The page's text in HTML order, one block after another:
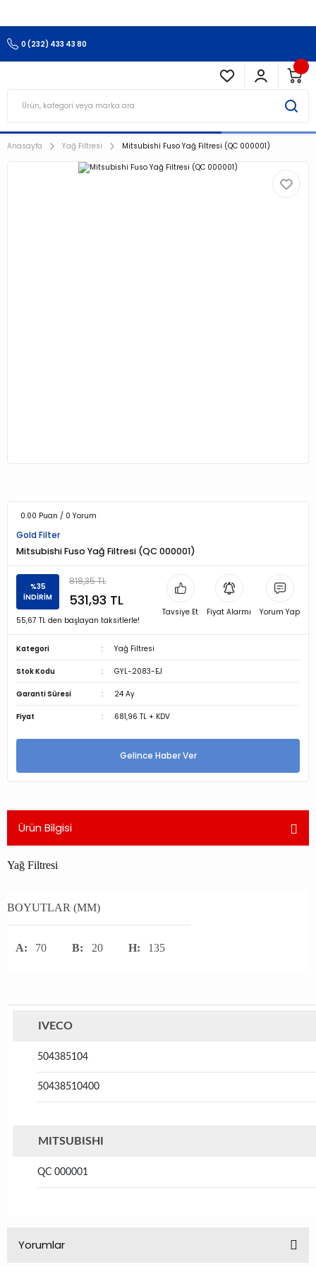
0 (232) 433 43 80
Anasayfa Yağ Filtresi Mitsubishi Fuso Yağ Filtresi (QC 000001)
0.00 Puan / 0 Yorum
Gold Filter
Mitsubishi Fuso Yağ Filtresi (QC 000001)
%35
İNDİRİM
818,35 TL
531,93 TL
55,67 TL den başlayan taksitlerle!
Tavsiye Et Fiyat Alarmı Yorum Yap
Kategori Yağ Filtresi
Stok Kodu GYL-2083-EJ
Garanti Süresi 24 Ay
Fiyat 681,96 TL + KDV
Gelince Haber Ver
Ürün Bilgisi
Yağ Filtresi
BOYUTLAR (MM)
A: 70 B: 20 H: 135
IVECO
504385104
50438510400
MITSUBISHI
QC 000001
Yorumlar